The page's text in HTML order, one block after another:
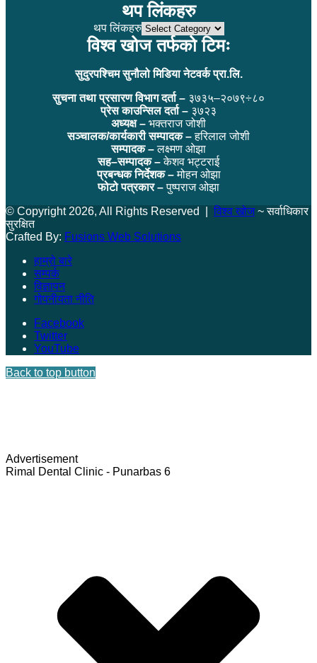
थप लिंकहरु
थप लिंकहरु
विश्व खोज तर्फको टिमः
सुदुरपश्चिम सुनौलो मिडिया नेटवर्क प्रा.लि.
सुचना तथा प्रसारण विभाग दर्ता – ३७३५–२०७९÷८०
प्रेस काउन्सिल दर्ता – ३७२३
अध्यक्ष – भक्तराज जोशी
सञ्चालक/कार्यकारी सम्पादक –हरिलाल जोशी
सम्पादक –लक्ष्मण ओझा
सह–सम्पादक –केशव भट्टराई
प्रबन्धक निर्देशक –मोहन ओझा
फोटो पत्रकार –पुष्पराज ओझा
© Copyright 2026, All Rights Reserved | विश्व खोज~ सर्वाधिकार
सुरक्षित
Crafted By: Fusions Web Solutions
हाम्रो बारे
सम्पर्क
विज्ञापन
गोपनीयता नीति
Facebook
Twitter
YouTube
Back to top button
Advertisement
Rimal Dental Clinic - Punarbas 6